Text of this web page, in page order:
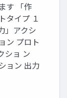
す 「作
タイプ １
」アクシ
ン プロト
ショ ン
ョン 出力